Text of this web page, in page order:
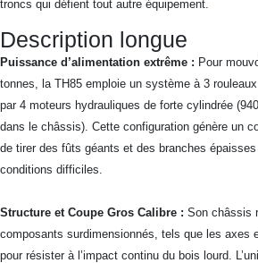
troncs qui défient tout autre équipement.
Description longue
Puissance d’alimentation extrême : Pour
tonnes, la TH85 emploie un système à 3
par 4 moteurs hydrauliques de forte cylindrée
dans le châssis). Cette configuration génère un
de tirer des fûts géants et des branches
conditions difficiles.
Structure et Coupe Gros Calibre : Son châssis
composants surdimensionnés, tels que les axes
pour résister à l’impact continu du bois lourd.